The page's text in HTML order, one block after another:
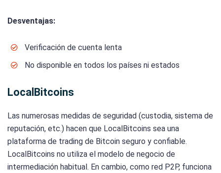
Desventajas:
Verificación de cuenta lenta
No disponible en todos los países ni estados
LocalBitcoins
Las numerosas medidas de seguridad (custodia, sistema de
reputación, etc.) hacen que LocalBitcoins sea una
plataforma de trading de Bitcoin seguro y confiable.
LocalBitcoins no utiliza el modelo de negocio de
intermediación habitual. En cambio, como red P2P, funciona